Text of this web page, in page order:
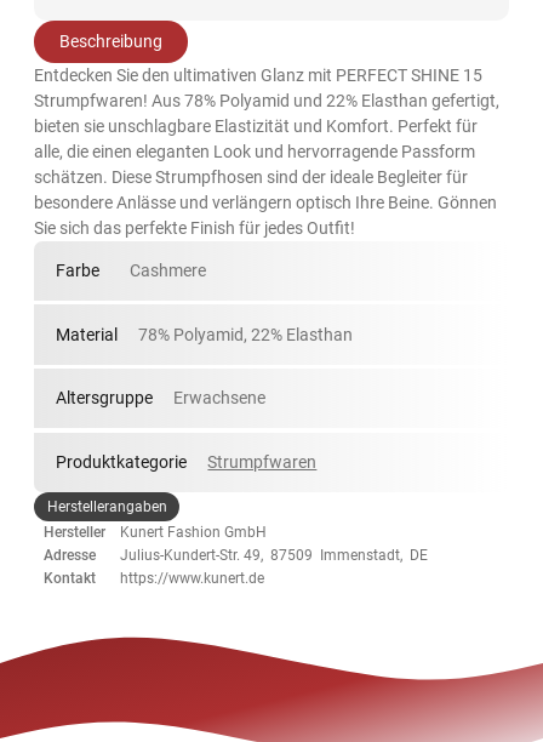
Beschreibung
Entdecken Sie den ultimativen Glanz mit PERFECT SHINE 15
Strumpfwaren! Aus 78% Polyamid und 22% Elasthan gefertigt,
bieten sie unschlagbare Elastizität und Komfort. Perfekt für
alle, die einen eleganten Look und hervorragende Passform
schätzen. Diese Strumpfhosen sind der ideale Begleiter für
besondere Anlässe und verlängern optisch Ihre Beine. Gönnen
Sie sich das perfekte Finish für jedes Outfit!
Farbe Cashmere
Material 78% Polyamid, 22% Elasthan
Altersgruppe Erwachsene
Produktkategorie Strumpfwaren
Herstellerangaben
Hersteller
Kunert Fashion GmbH
Adresse
Julius-Kundert-Str. 49, 87509 Immenstadt, DE
Kontakt
https://www.kunert.de